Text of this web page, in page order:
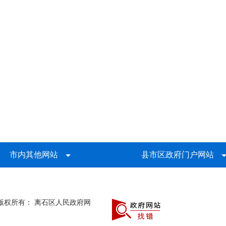
市内其他网站 县市区政府门户网站
权所有： 离石区人民政府网